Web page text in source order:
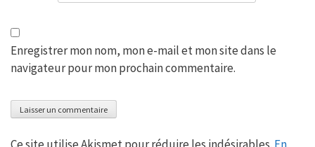
Enregistrer mon nom, mon e-mail et mon site dans le
navigateur pour mon prochain commentaire.